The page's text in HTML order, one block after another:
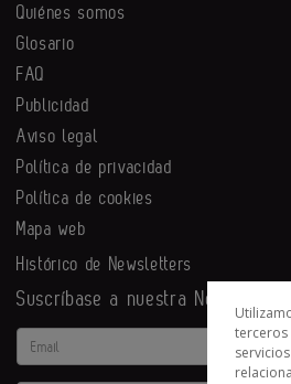
Quiénes somos
Glosario
FAQ
Publicidad
Aviso legal
Política de privacidad
Política de cookies
Mapa web
Histórico de Newsletters
Suscríbase a nuestra Newsletter
Email
terceros